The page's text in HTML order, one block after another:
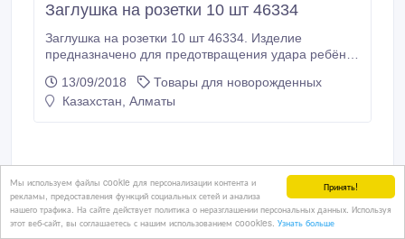
Принять!
Мы используем файлы cookie для персонализации контента и
рекламы, предоставления функций социальных сетей и анализа
нашего трафика. На сайте действует политика о неразглашении персональных данных. Используя
этот веб-сайт, вы соглашаетесь с нашим использованием coookies. Узнать больше
Заглушка на розетки 10 шт 46334
Заглушка на розетки 10 шт 46334. Изделие
предназначено для предотвращения удара ребёнка
розеток, устанавливаемых на территории РК и РФ.
Не требует дополнительных приспособлений для
13/09/2018
Товары для новорожденных
Казахстан, Алматы